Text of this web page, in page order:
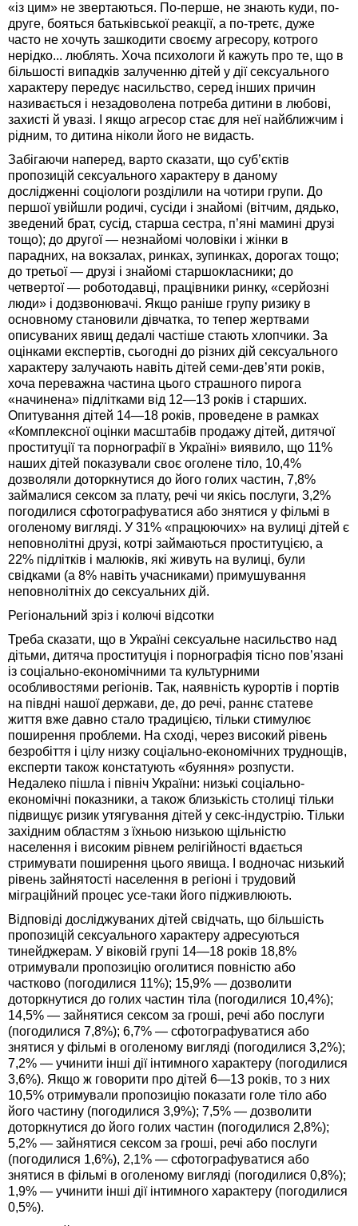
«із цим» не звертаються. По-перше, не знають куди, по-
друге, бояться батьківської реакції, а по-третє, дуже
часто не хочуть зашкодити своєму агресору, котрого
нерідко... люблять. Хоча психологи й кажуть про те, що в
більшості випадків залученню дітей у дії сексуального
характеру передує насильство, серед інших причин
називається і незадоволена потреба дитини в любові,
захисті й увазі. І якщо агресор стає для неї найближчим і
рідним, то дитина ніколи його не видасть.
Забігаючи наперед, варто сказати, що суб’єктів
пропозицій сексуального характеру в даному
дослідженні соціологи розділили на чотири групи. До
першої увійшли родичі, сусіди і знайомі (вітчим, дядько,
зведений брат, сусід, старша сестра, п’яні мамині друзі
тощо); до другої — незнайомі чоловіки і жінки в
парадних, на вокзалах, ринках, зупинках, дорогах тощо;
до третьої — друзі і знайомі старшокласники; до
четвертої — роботодавці, працівники ринку, «серйозні
люди» і додзвонювачі. Якщо раніше групу ризику в
основному становили дівчатка, то тепер жертвами
описуваних явищ дедалі частіше стають хлопчики. За
оцінками експертів, сьогодні до різних дій сексуального
характеру залучають навіть дітей семи-дев’яти років,
хоча переважна частина цього страшного пирога
«начинена» підлітками від 12—13 років і старших.
Опитування дітей 14—18 років, проведене в рамках
«Комплексної оцінки масштабів продажу дітей, дитячої
проституції та порнографії в Україні» виявило, що 11%
наших дітей показували своє оголене тіло, 10,4%
дозволяли доторкнутися до його голих частин, 7,8%
займалися сексом за плату, речі чи якісь послуги, 3,2%
погодилися сфотографуватися або знятися у фільмі в
оголеному вигляді. У 31% «працюючих» на вулиці дітей є
неповнолітні друзі, котрі займаються проституцією, а
22% підлітків і малюків, які живуть на вулиці, були
свідками (а 8% навіть учасниками) примушування
неповнолітніх до сексуальних дій.
Регіональний зріз і колючі відсотки
Треба сказати, що в Україні сексуальне насильство над
дітьми, дитяча проституція і порнографія тісно пов’язані
із соціально-економічними та культурними
особливостями регіонів. Так, наявність курортів і портів
на півдні нашої держави, де, до речі, раннє статеве
життя вже давно стало традицією, тільки стимулює
поширення проблеми. На сході, через високий рівень
безробіття і цілу низку соціально-економічних труднощів,
експерти також констатують «буяння» розпусти.
Недалеко пішла і північ України: низькі соціально-
економічні показники, а також близькість столиці тільки
підвищує ризик утягування дітей у секс-індустрію. Тільки
західним областям з їхньою низькою щільністю
населення і високим рівнем релігійності вдається
стримувати поширення цього явища. І водночас низький
рівень зайнятості населення в регіоні і трудовий
міграційний процес усе-таки його підживлюють.
Відповіді досліджуваних дітей свідчать, що більшість
пропозицій сексуального характеру адресуються
тинейджерам. У віковій групі 14—18 років 18,8%
отримували пропозицію оголитися повністю або
частково (погодилися 11%); 15,9% — дозволити
доторкнутися до голих частин тіла (погодилися 10,4%);
14,5% — зайнятися сексом за гроші, речі або послуги
(погодилися 7,8%); 6,7% — сфотографуватися або
знятися у фільмі в оголеному вигляді (погодилися 3,2%);
7,2% — учинити інші дії інтимного характеру (погодилися
3,6%). Якщо ж говорити про дітей 6—13 років, то з них
10,5% отримували пропозицію показати голе тіло або
його частину (погодилися 3,9%); 7,5% — дозволити
доторкнутися до його голих частин (погодилися 2,8%);
5,2% — зайнятися сексом за гроші, речі або послуги
(погодилися 1,6%), 2,1% — сфотографуватися або
знятися в фільмі в оголеному вигляді (погодилися 0,8%);
1,9% — учинити інші дії інтимного характеру (погодилися
0,5%).